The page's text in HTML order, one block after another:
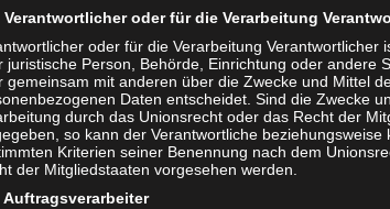
/ LIFESTYLE
oder für die Verarbeitung
oder für die Verarbeitung Verantwortlicher
juristische Person, Behörde, Einrichtung oder andere
gemeinsam mit anderen über die Zwecke und Mittel
Daten entscheidet. Sind die Zwecke
durch das Unionsrecht oder das Recht der
so kann der Verantwortliche beziehungsweise
Kriterien seiner Benennung nach dem
der Mitgliedstaaten vorgesehen werden.